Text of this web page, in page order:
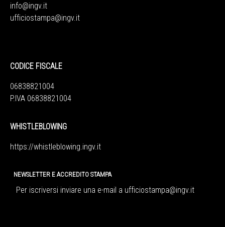
info@ingv.it
ufficiostampa@ingv.it
CODICE FISCALE
06838821004
P.IVA 06838821004
WHISTLEBLOWING
https://whistleblowing.ingv. it
NEWSLETTER E ACCREDITO STAMPA
Per iscriversi inviare una e-mail a ufficiostampa@ingv.it